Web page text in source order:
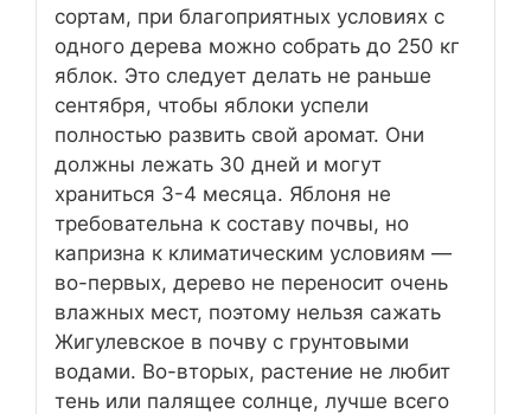
сортам, при благоприятных условиях с
одного дерева можно собрать до 250 кг
яблок. Это следует делать не раньше
сентября, чтобы яблоки успели
полностью развить свой аромат. Они
должны лежать 30 дней и могут
храниться 3-4 месяца. Яблоня не
требовательна к составу почвы, но
капризна к климатическим условиям —
во-первых, дерево не переносит очень
влажных мест, поэтому нельзя сажать
Жигулевское в почву с грунтовыми
водами. Во-вторых, растение не любит
тень или палящее солнце, лучше всего